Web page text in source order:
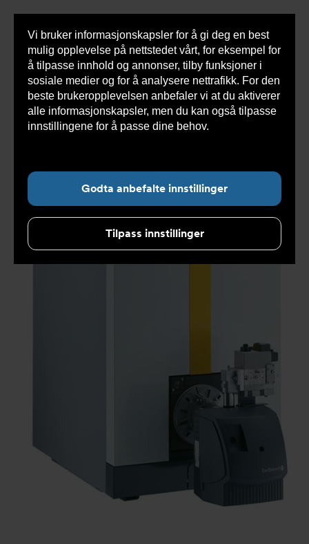
Vi bruker informasjonskapsler for å gi deg en best
mulig opplevelse på nettstedet vårt, for eksempel for
å tilpasse innhold og annonser, tilby funksjoner i
sosiale medier og for å analysere nettrafikk. For den
beste brukeropplevelsen anbefaler vi at du aktiverer
alle informasjonskapsler, men du kan også tilpasse
innstillingene for å passe dine behov.
Godta anbefalte innstillinger
Tilpass innstillinger
Du
her:
Armatec > Produkter > Varmesystemer >
Olje og
gass
> GT 430 støpeernskjele >
GT 430-9 K3
støpejernskjele i løse elementer, 390-450 kW 115897